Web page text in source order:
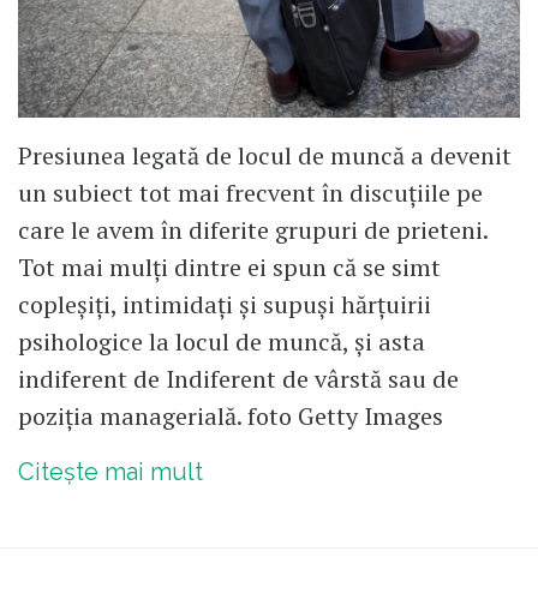
Presiunea legată de locul de muncă a devenit
un subiect tot mai frecvent în discuțiile pe
care le avem în diferite grupuri de prieteni.
Tot mai mulți dintre ei spun că se simt
copleșiți, intimidați și supuși hărțuirii
psihologice la locul de muncă, și asta
indiferent de Indiferent de vârstă sau de
poziția managerială. foto Getty Images
Citește mai mult